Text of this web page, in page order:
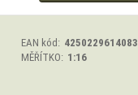
EAN kód: 4250229614083
MĚŘÍTKO: 1:16